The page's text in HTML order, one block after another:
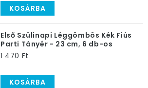
KOSÁRBA
Első Szülinapi Léggömbös Kék Fiús
Parti Tányér - 23 cm, 6 db-os
1 470 Ft
KOSÁRBA